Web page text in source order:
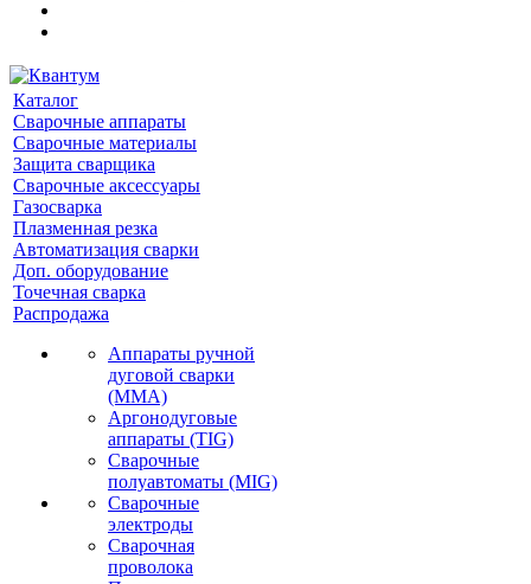
Каталог
Сварочные аппараты
Сварочные материалы
Защита сварщика
Сварочные аксессуары
Газосварка
Плазменная резка
Автоматизация сварки
Доп. оборудование
Точечная сварка
Распродажа
Аппараты ручной
дуговой сварки
(MMA)
Аргонодуговые
аппараты (TIG)
Сварочные
полуавтоматы (MIG)
Сварочные
электроды
Сварочная
проволока